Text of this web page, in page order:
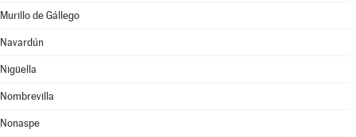
Murillo de Gállego
Navardún
Nigüella
Nombrevilla
Nonaspe